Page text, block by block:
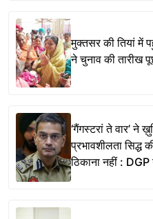
मुक्तसर की तियां में
ने चुनाव की तारीख
‘गैंगस्टरां ते वार’ ने
प्रभावशीलता सिद्ध
ठिकाना नहीं : DGP